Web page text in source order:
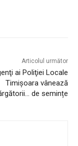
Articolul următor
ai Poliţiei Locale
Timişoara vânează
de semințe